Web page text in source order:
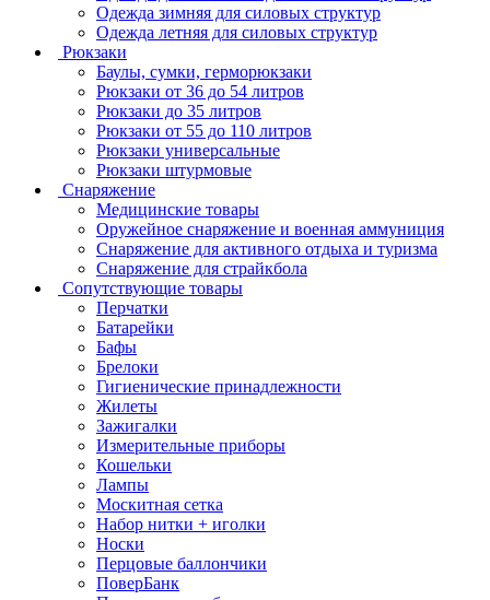
Одежда зимняя для силовых структур
Одежда летняя для силовых структур
Рюкзаки
Баулы, сумки, герморюкзаки
Рюкзаки от 36 до 54 литров
Рюкзаки до 35 литров
Рюкзаки от 55 до 110 литров
Рюкзаки универсальные
Рюкзаки штурмовые
Снаряжение
Медицинские товары
Оружейное снаряжение и военная аммуниция
Снаряжение для активного отдыха и туризма
Снаряжение для страйкбола
Сопутствующие товары
Перчатки
Батарейки
Бафы
Брелоки
Гигиенические принадлежности
Жилеты
Зажигалки
Измерительные приборы
Кошельки
Лампы
Москитная сетка
Набор нитки + иголки
Носки
Перцовые баллончики
ПоверБанк